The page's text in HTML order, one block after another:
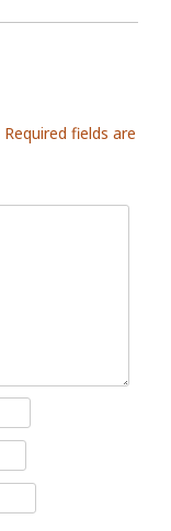
Required fields are